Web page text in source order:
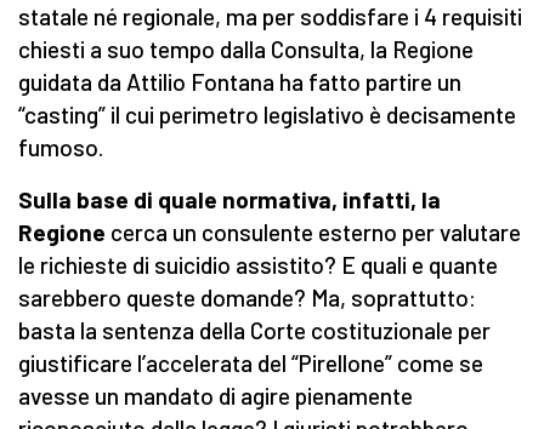
statale né regionale, ma per soddisfare i 4 requisiti
chiesti a suo tempo dalla Consulta, la Regione
guidata da Attilio Fontana ha fatto partire un
“casting” il cui perimetro legislativo è decisamente
fumoso.
Sulla base di quale normativa, infatti, la
Regione cerca un consulente esterno per valutare
le richieste di suicidio assistito? E quali e quante
sarebbero queste domande? Ma, soprattutto:
basta la sentenza della Corte costituzionale per
giustificare l’accelerata del “Pirellone” come se
avesse un mandato di agire pienamente